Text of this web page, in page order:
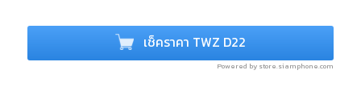
เช็คราคา TWZ D22
Powered by store.siamphone.com